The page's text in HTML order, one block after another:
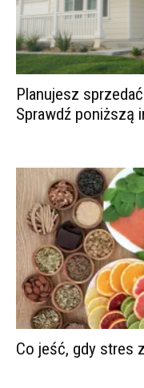
Planujesz
Sprawdź poniższą
Co jeść, gdy stres